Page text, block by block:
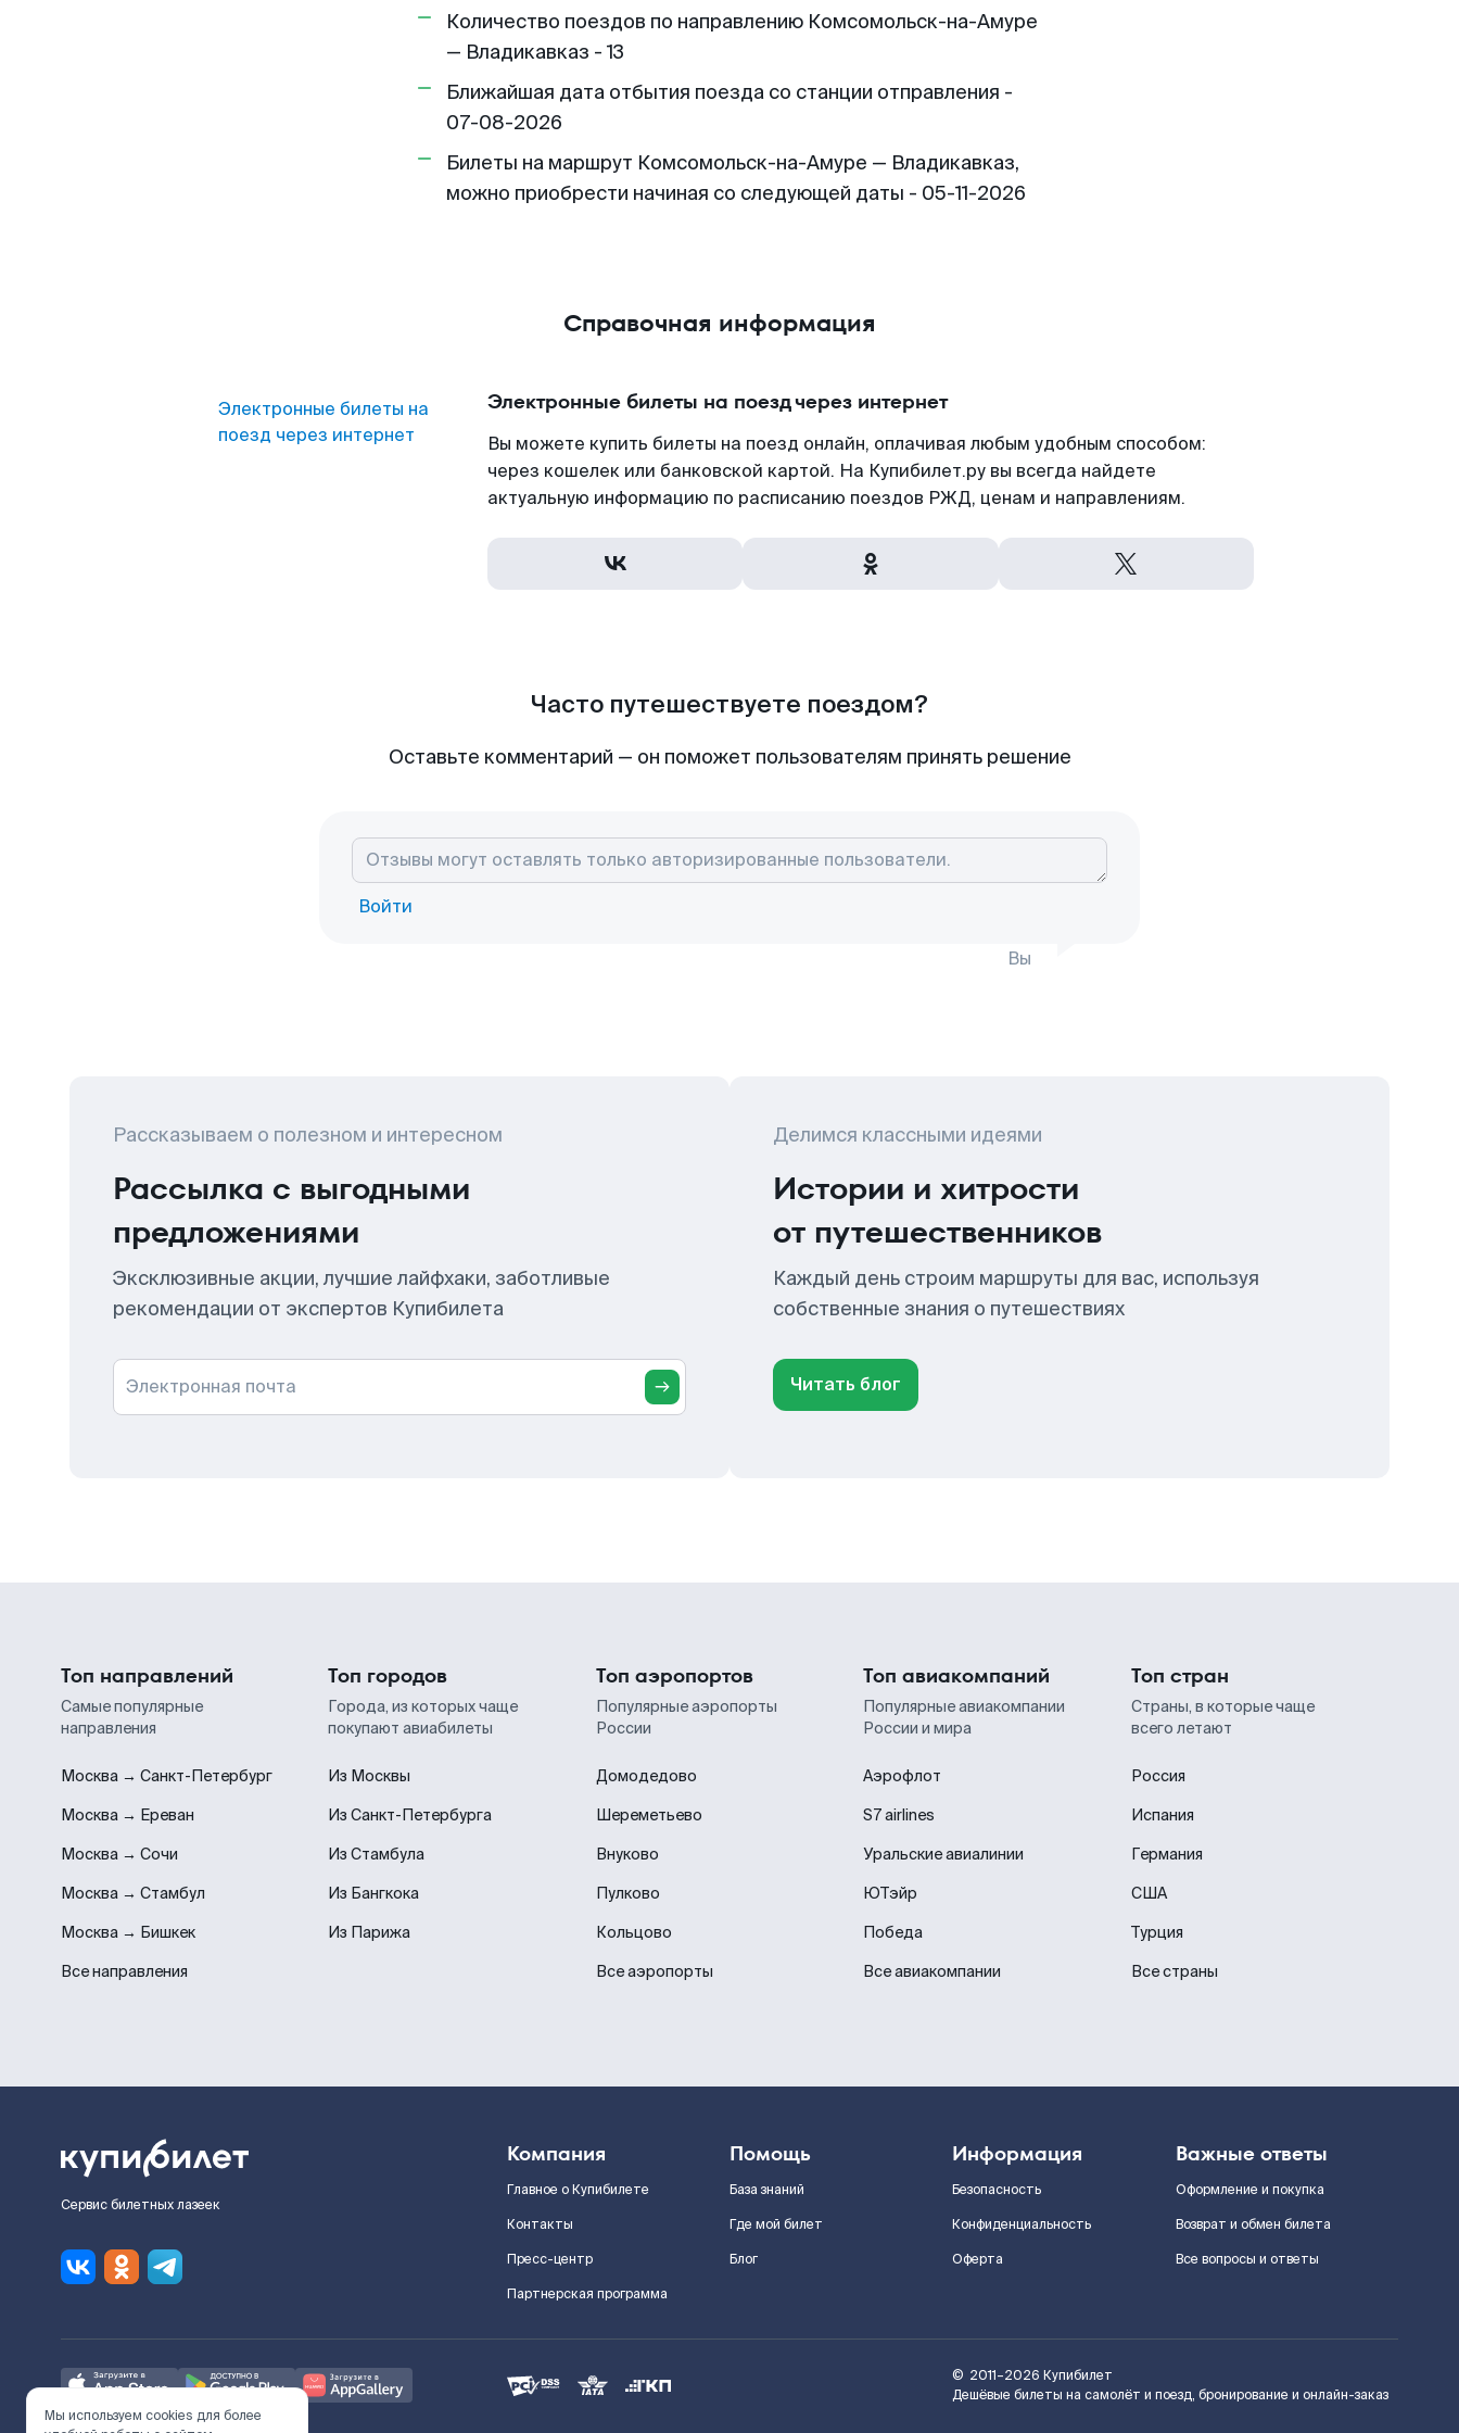
Количество поездов по направлению Комсомольск-на-Амуре
— Владикавказ - 13
Ближайшая дата отбытия поезда со станции отправления -
07-08-2026
Билеты на маршрут Комсомольск-на-Амуре — Владикавказ,
можно приобрести начиная со следующей даты - 05-11-2026
Справочная информация
Электронные билеты на
поезд через интернет
Электронные билеты на поезд через интернет
Вы можете купить билеты на поезд онлайн, оплачивая любым удобным способом:
через кошелек или банковской картой. На Купибилет.ру вы всегда найдете
актуальную информацию по расписанию поездов РЖД, ценам и направлениям.
Часто путешествуете поездом?
Оставьте комментарий — он поможет пользователям принять решение
Войти
Вы
Рассказываем о полезном и интересном
Рассылка с выгодными
предложениями
Эксклюзивные акции, лучшие лайфхаки, заботливые
рекомендации от экспертов Купибилета
Электронная почта
Делимся классными идеями
Истории и хитрости
от путешественников
Каждый день строим маршруты для вас, используя
собственные знания о путешествиях
Читать блог
Топ направлений
Самые популярные
направления
Москва → Санкт-Петербург
Москва → Ереван
Москва → Сочи
Москва → Стамбул
Москва → Бишкек
Все направления
Топ городов
Города, из которых чаще
покупают авиабилеты
Из Москвы
Из Санкт-Петербурга
Из Стамбула
Из Бангкока
Из Парижа
Топ аэропортов
Популярные аэропорты
России
Домодедово
Шереметьево
Внуково
Пулково
Кольцово
Все аэропорты
Топ авиакомпаний
Популярные авиакомпании
России и мира
Аэрофлот
S7 airlines
Уральские авиалинии
ЮТэйр
Победа
Все авиакомпании
Топ стран
Страны, в которые чаще
всего летают
Россия
Испания
Германия
США
Турция
Все страны
Сервис билетных лазеек
Компания
Главное о Купибилете
Контакты
Пресс-центр
Партнерская программа
Помощь
База знаний
Где мой билет
Блог
Информация
Безопасность
Конфиденциальность
Оферта
Важные ответы
Оформление и покупка
Возврат и обмен билета
Все вопросы и ответы
© 2011–2026 Купибилет
Дешёвые билеты на самолёт и поезд, бронирование и онлайн-заказ
Мы используем cookies для более